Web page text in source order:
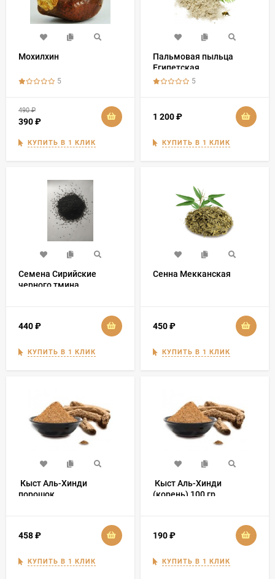
Мохилхин
5
490₽
390₽
КУПИТЬ В 1 КЛИК
Пальмовая пыльца
Египетская
5
1 200₽
КУПИТЬ В 1 КЛИК
Семена Сирийские
черного тмина
440₽
КУПИТЬ В 1 КЛИК
Сенна Мекканская
450₽
КУПИТЬ В 1 КЛИК
​ Кыст Аль-Хинди
порошок
458₽
КУПИТЬ В 1 КЛИК
​ Кыст Аль-Хинди
(корень) 100 гр
190₽
КУПИТЬ В 1 КЛИК